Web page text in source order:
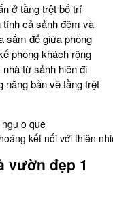
ở tầng trệt bố trí
cả sảnh đệm và
sắm để giữa phòng
phòng khách rộng
từ sảnh hiên đi
năng bản vẽ tầng trệt
kết nối với thiên
vườn đẹp 1